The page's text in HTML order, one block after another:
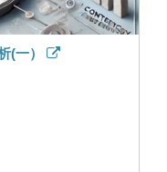
(一）